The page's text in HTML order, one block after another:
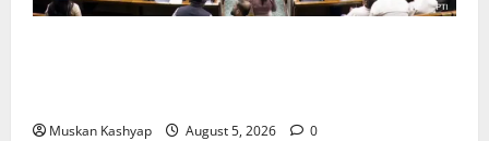
Muskan Kashyap August 5, 2026 0